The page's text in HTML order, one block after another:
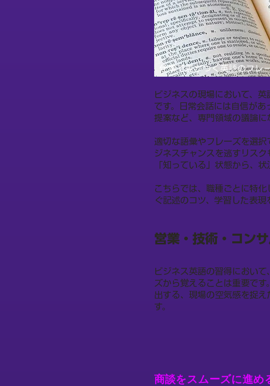
仕事で差がつく英語のフレ
ビジネスの現場において、
です。日常会話には自信が
提案など、専門領域の議論に
適切な語彙やフレーズを選
ジネスチャンスを逃すリス
「知っている」状態から、
こちらでは、職種ごとに特
ぐ記述のコツ、学習した表
営業・技術・コン
ビジネス英語の習得におい
ズから覚えることは重要で
出する、現場の空気感を捉
す。
商談をスムーズに進め